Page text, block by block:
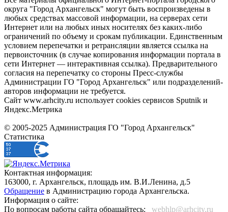
округа "Город Архангельск" могут быть воспроизведены в
любых средствах массовой информации, на серверах сети
Интернет или на любых иных носителях без каких-либо
ограничений по объему и срокам публикации. Единственным
условием перепечатки и ретрансляции является ссылка на
первоисточник (в случае копирования информации портала в
сети Интернет — интерактивная ссылка). Предварительного
согласия на перепечатку со стороны Пресс-службы
Администрации ГО "Город Архангельск" или подразделений-
авторов информации не требуется.
Сайт www.arhcity.ru использует cookies сервисов Sputnik и
Яндекс.Метрика
© 2005-2025 Администрация ГО "Город Архангельск"
Статистика
Контактная информация:
163000, г. Архангельск, площадь им. В.И.Ленина, д.5
Обращение в Администрацию города Архангельска.
Информация о сайте:
По вопросам работы сайта обращайтесь:
_webhlp@arhcity.ru_